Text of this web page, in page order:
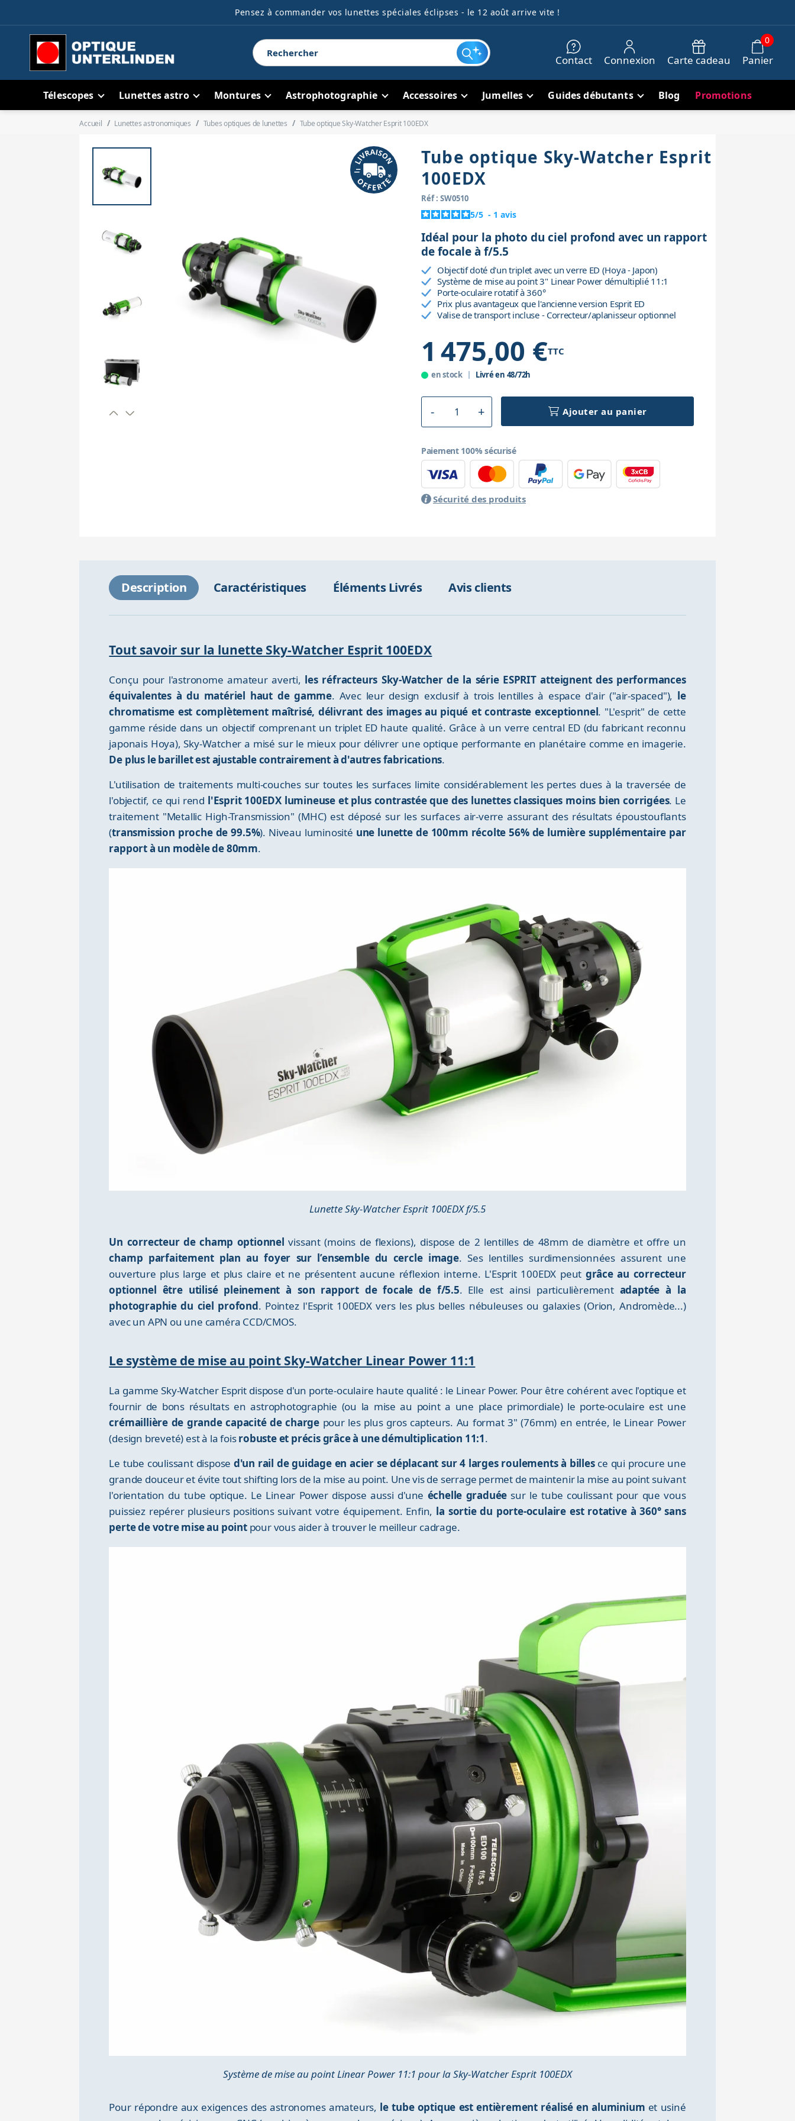
Pensez à commander vos lunettes spéciales éclipses - le 12 août arrive vite !
Contact Connexion Carte cadeau Panier
0
Télescopes Lunettes astro Montures Astrophotographie Accessoires Jumelles Guides débutants Blog Promotions
Accueil Lunettes astronomiques Tubes optiques de lunettes Tube optique Sky-Watcher Esprit 100EDX
Tube optique Sky-Watcher Esprit
100EDX
Réf : SW0510
5/5 - 1 avis
Idéal pour la photo du ciel profond avec un rapport
de focale à f/5.5
Objectif doté d'un triplet avec un verre ED (Hoya - Japon)
Système de mise au point 3" Linear Power démultiplié 11:1
Porte-oculaire rotatif à 360°
Prix plus avantageux que l'ancienne version Esprit ED
Valise de transport incluse - Correcteur/aplanisseur optionnel
1 475,00 €TTC
en stock Livré en 48/72h
Ajouter au panier
Paiement 100% sécurisé
Sécurité des produits
Description Caractéristiques Éléments Livrés Avis clients
Tout savoir sur la lunette Sky-Watcher Esprit 100EDX
Conçu pour l'astronome amateur averti, les réfracteurs Sky-Watcher de la série ESPRIT atteignent des performances
équivalentes à du matériel haut de gamme. Avec leur design exclusif à trois lentilles à espace d'air ("air-spaced"), le
chromatisme est complètement maîtrisé, délivrant des images au piqué et contraste exceptionnel. "L'esprit" de cette
gamme réside dans un objectif comprenant un triplet ED haute qualité. Grâce à un verre central ED (du fabricant reconnu
japonais Hoya), Sky-Watcher a misé sur le mieux pour délivrer une optique performante en planétaire comme en imagerie.
De plus le barillet est ajustable contrairement à d'autres fabrications.
L'utilisation de traitements multi-couches sur toutes les surfaces limite considérablement les pertes dues à la traversée de
l'objectif, ce qui rend l'Esprit 100EDX lumineuse et plus contrastée que des lunettes classiques moins bien corrigées. Le
traitement "Metallic High-Transmission" (MHC) est déposé sur les surfaces air-verre assurant des résultats époustouflants
(transmission proche de 99.5%). Niveau luminosité une lunette de 100mm récolte 56% de lumière supplémentaire par
rapport à un modèle de 80mm.
Lunette Sky-Watcher Esprit 100EDX f/5.5
Un correcteur de champ optionnel vissant (moins de flexions), dispose de 2 lentilles de 48mm de diamètre et offre un
champ parfaitement plan au foyer sur l’ensemble du cercle image. Ses lentilles surdimensionnées assurent une
ouverture plus large et plus claire et ne présentent aucune réflexion interne. L'Esprit 100EDX peut grâce au correcteur
optionnel être utilisé pleinement à son rapport de focale de f/5.5. Elle est ainsi particulièrement adaptée à la
photographie du ciel profond. Pointez l'Esprit 100EDX vers les plus belles nébuleuses ou galaxies (Orion, Andromède...)
avec un APN ou une caméra CCD/CMOS.
Le système de mise au point Sky-Watcher Linear Power 11:1
La gamme Sky-Watcher Esprit dispose d'un porte-oculaire haute qualité : le Linear Power. Pour être cohérent avec l'optique et
fournir de bons résultats en astrophotographie (ou la mise au point a une place primordiale) le porte-oculaire est une
crémaillière de grande capacité de charge pour les plus gros capteurs. Au format 3" (76mm) en entrée, le Linear Power
(design breveté) est à la foisrobuste et précis grâce à une démultiplication 11:1.
Le tube coulissant dispose d'un rail de guidage en acier se déplacant sur 4 larges roulements à billesce qui procure une
grande douceur et évite tout shifting lors de la mise au point. Une vis de serrage permet de maintenir la mise au point suivant
l'orientation du tube optique. Le Linear Power dispose aussi d'une échelle graduée sur le tube coulissant pour que vous
puissiez repérer plusieurs positions suivant votre équipement. Enfin, la sortie du porte-oculaire est rotative à 360° sans
perte de votre mise au pointpour vous aider à trouver le meilleur cadrage.
Système de mise au point Linear Power 11:1 pour la Sky-Watcher Esprit 100EDX
Pour répondre aux exigences des astronomes amateurs, le tube optique est entièrement réalisé en aluminium et usiné